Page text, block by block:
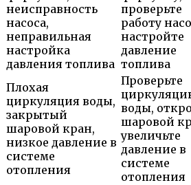
неисправность
насоса,
неправильная
настройка
давления топлива
проверьте
работу
настройте
давление
топлива
Плохая
циркуляция воды,
закрытый
шаровой кран,
низкое давление в
системе
отопления
Проверьте
воды,
шаровой
увеличьте
давление в
системе
отопления